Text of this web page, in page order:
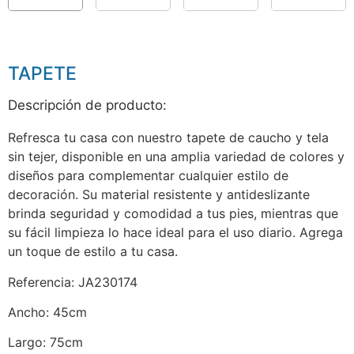
TAPETE
Descripción de producto:
Refresca tu casa con nuestro tapete de caucho y tela
sin tejer, disponible en una amplia variedad de colores y
diseños para complementar cualquier estilo de
decoración. Su material resistente y antideslizante
brinda seguridad y comodidad a tus pies, mientras que
su fácil limpieza lo hace ideal para el uso diario. Agrega
un toque de estilo a tu casa.
Referencia: JA230174
Ancho: 45cm
Largo: 75cm